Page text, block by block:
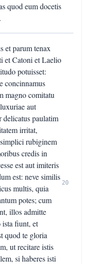
quod eum docetis
et parum tenax
et Catoni et Laelio
potuisset:
concinnamus
magno comitatu
aut
paulatim
irritat,
rubiginem
credis in
est aut imiteris
est: neve similis
multis, quia
potes; cum
illos admitte
ista fiunt, et
quod te gloria
ut recitare istis
si haberes isti
20